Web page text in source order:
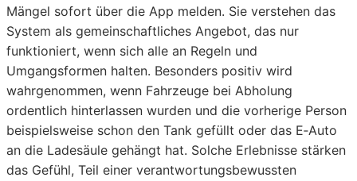
Mängel sofort über die App melden. Sie verstehen das
System als gemeinschaftliches Angebot, das nur
funktioniert, wenn sich alle an Regeln und
Umgangsformen halten. Besonders positiv wird
wahrgenommen, wenn Fahrzeuge bei Abholung
ordentlich hinterlassen wurden und die vorherige Person
beispielsweise schon den Tank gefüllt oder das E‑Auto
an die Ladesäule gehängt hat. Solche Erlebnisse stärken
das Gefühl, Teil einer verantwortungsbewussten